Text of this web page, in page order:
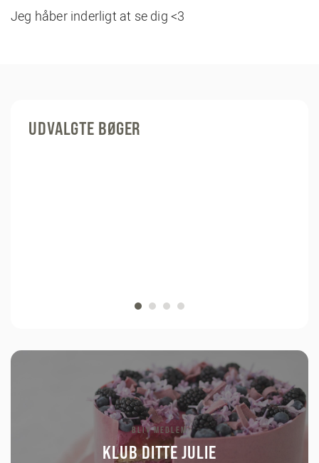
Jeg håber inderligt at se dig <3
UDVALGTE BØGER
BLIV MEDLEM
KLUB DITTE JULIE